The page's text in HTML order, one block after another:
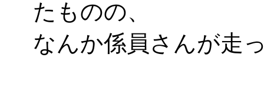
たものの、
なんか係員さんが走